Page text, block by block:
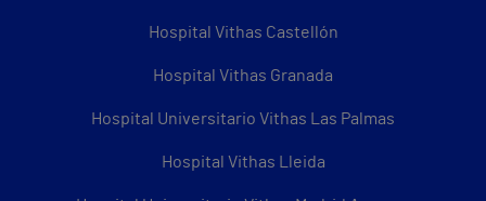
Hospital Vithas Castellón
Hospital Vithas Granada
Hospital Universitario Vithas Las Palmas
Hospital Vithas Lleida